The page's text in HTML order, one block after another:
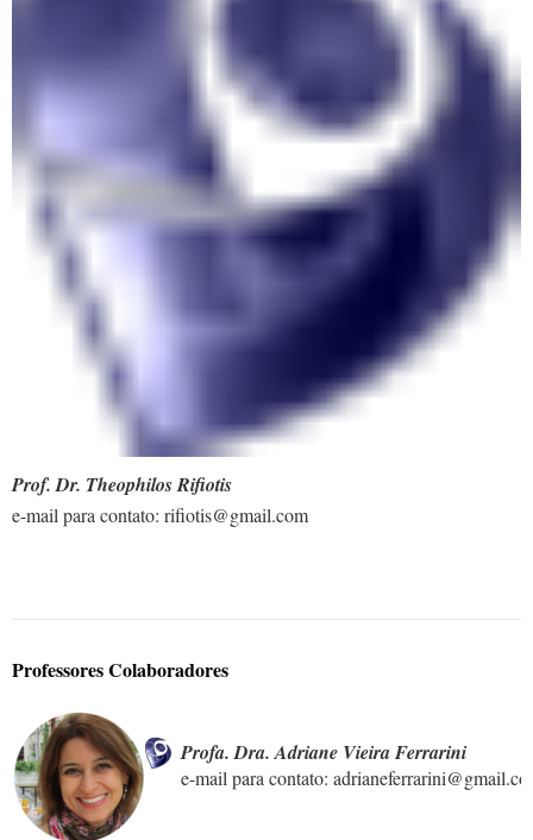
Prof. Dr. Theophilos Rifiotis
e-mail para contato: rifiotis@gmail.com
Professores Colaboradores
Profa. Dra. Adriane Vieira Ferrarini
e-mail para contato: